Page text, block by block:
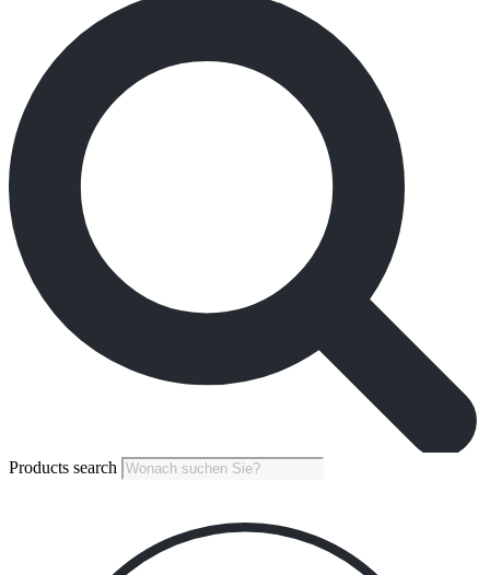
Products search